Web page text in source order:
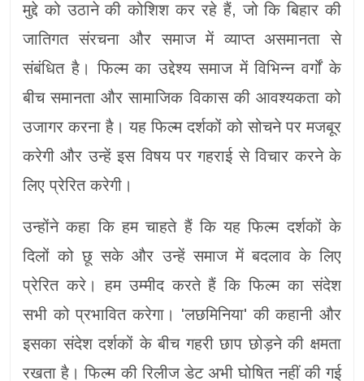
मुद्दे को उठाने की कोशिश कर रहे हैं, जो कि बिहार की
जातिगत संरचना और समाज में व्याप्त असमानता से
संबंधित है। फिल्म का उद्देश्य समाज में विभिन्न वर्गों के
बीच समानता और सामाजिक विकास की आवश्यकता को
उजागर करना है। यह फिल्म दर्शकों को सोचने पर मजबूर
करेगी और उन्हें इस विषय पर गहराई से विचार करने के
लिए प्रेरित करेगी।
उन्होंने कहा कि हम चाहते हैं कि यह फिल्म दर्शकों के
दिलों को छू सके और उन्हें समाज में बदलाव के लिए
प्रेरित करे। हम उम्मीद करते हैं कि फिल्म का संदेश
सभी को प्रभावित करेगा। 'लछमिनिया' की कहानी और
इसका संदेश दर्शकों के बीच गहरी छाप छोड़ने की क्षमता
रखता है। फिल्म की रिलीज डेट अभी घोषित नहीं की गई